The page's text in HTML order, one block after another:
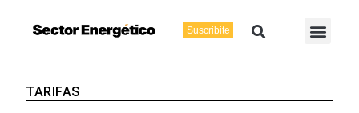
Suscribite Buscar
TARIFAS